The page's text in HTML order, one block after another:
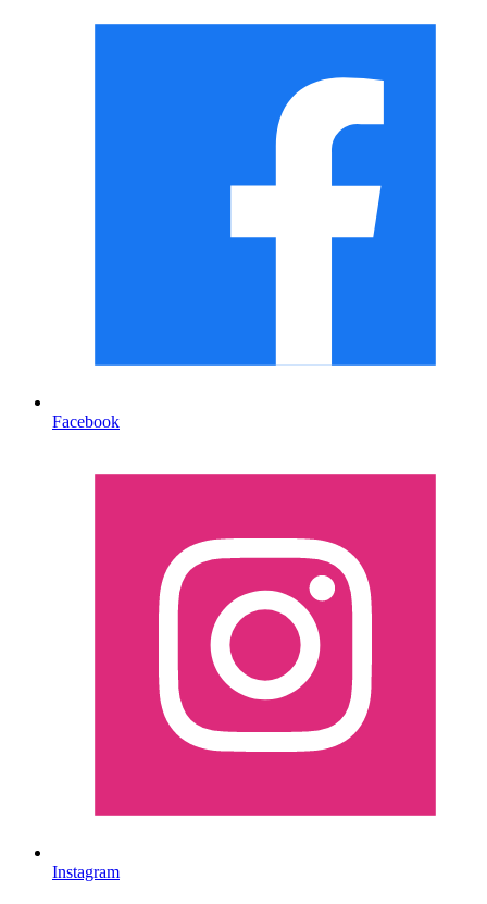
Facebook
Instagram